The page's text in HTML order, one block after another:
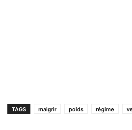
TAGS maigrir poids régime